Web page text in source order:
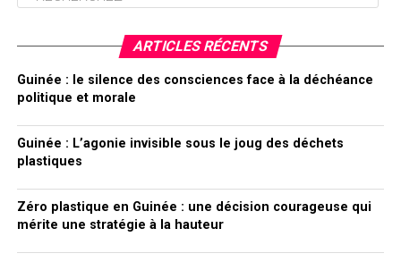
ARTICLES RÉCENTS
Guinée : le silence des consciences face à la déchéance
politique et morale
Guinée : L’agonie invisible sous le joug des déchets
plastiques
Zéro plastique en Guinée : une décision courageuse qui
mérite une stratégie à la hauteur